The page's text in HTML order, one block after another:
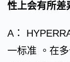
性上会有所差
A：
一标准 。在